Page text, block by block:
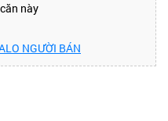
này
NGƯỜI BÁN